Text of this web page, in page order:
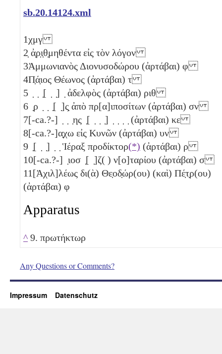
sb.20.14124.xml
1χμγ
2 ̣ ἀ̣ρ̣ι̣θ̣μηθέντα εἰς τὸν λόγον
3Ἀμμωνιανὸς Διονυσοδώρου (ἀρτάβαι) φ
4Π̣ά̣ιος Θέωνος (ἀρτάβαι) τ
5 ̣ ̣ ̣[ ̣ ̣] ̣ ἀδελφὸς (ἀρτάβαι) ριθ
6 ̣ρ ̣ ̣ ̣[ ̣]ς̣ ἀπὸ πρ[α]ιποσίτων (ἀρτάβαι) σν
7[-ca.?-] ̣ ̣ ̣ης ̣[ ̣ ̣ ̣] ̣ ̣ ̣ ̣ (ἀρτάβαι) κε
8[-ca.?-]α̣χω εἰς Κυνῶν (ἀρτάβαι) υν
9 ̣[ ̣ ̣] ̣ ̣ Ἱέραξ προδίκτορ(*) (ἀρτάβαι) ρ
10[-ca.?-] ̣ιοσ ̣[ ̣]ζ( ) ν[ο]ταρίου (ἀρτάβαι) σ
11[Ἀχιλ]λέως δι(ὰ) Θε̣οδ̣ώρ(ου) (καὶ) Πέ̣τ̣ρ(ου)
(ἀρτάβαι) φ
Apparatus
^ 9. πρωτήκτωρ
Any Questions or Comments?
Impressum Datenschutz